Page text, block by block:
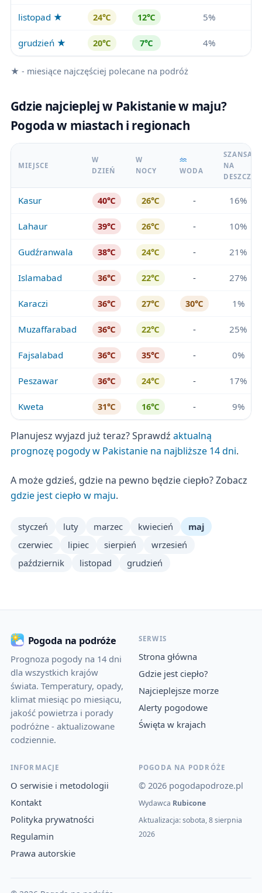
listopad ★ 24℃ 12℃ 5%
grudzień ★ 20℃ 7℃ 4%
★ - miesiące najczęściej polecane na podróż
Gdzie najcieplej w Pakistanie w maju?
Pogoda w miastach i regionach
MIEJSCE
W
DZIEŃ
W
NOCY
WODA
SZANSA
NA
DESZCZ
Kasur 40℃ 26℃ - 16%
Lahaur 39℃ 26℃ - 10%
Gudźranwala 38℃ 24℃ - 21%
Islamabad 36℃ 22℃ - 27%
Karaczi 36℃ 27℃ 30℃ 1%
Muzaffarabad 36℃ 22℃ - 25%
Fajsalabad 36℃ 35℃ - 0%
Peszawar 36℃ 24℃ - 17%
Kweta 31℃ 16℃ - 9%
Planujesz wyjazd już teraz? Sprawdź aktualną
prognozę pogody w Pakistanie na najbliższe 14 dni.
A może gdzieś, gdzie na pewno będzie ciepło? Zobacz
gdzie jest ciepło w maju.
styczeń luty marzec kwiecień
maj
czerwiec
lipiec sierpień
wrzesień
październik
listopad grudzień
Pogoda na podróże
Prognoza pogody na 14 dni
dla wszystkich krajów
świata. Temperatury, opady,
klimat miesiąc po miesiącu,
jakość powietrza i porady
podróżne - aktualizowane
codziennie.
SERWIS
Strona główna
Gdzie jest ciepło?
Najcieplejsze morze
Alerty pogodowe
Święta w krajach
INFORMACJE
O serwisie i metodologii
Kontakt
Polityka prywatności
Regulamin
Prawa autorskie
POGODA NA PODRÓŻE
© 2026 pogodapodroze.pl
Wydawca Rubicone
Aktualizacja: sobota, 8 sierpnia
2026